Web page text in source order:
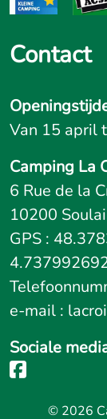
Contact
Van 15 april
Camping La
6 Rue de la
10200
GPS :
e-mail :
Sociale
© 2026